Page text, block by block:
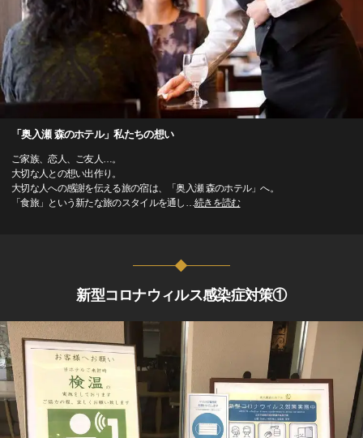
「奥入瀬 森のホテル」私たちの想い
ご家族、恋人、ご友人…。
大切な人との想い出作り。
大切な人への感謝を伝える旅の宿は、「奥入瀬 森のホテル」へ。
「食旅」という新たな旅のスタイルを通し …続きを読む
新型コロナウィルス感染症対策①